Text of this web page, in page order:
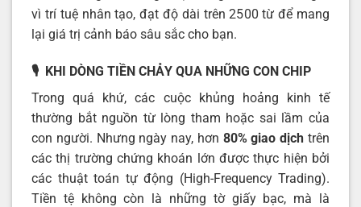
vì trí tuệ nhân tạo, đạt độ dài trên 2500 từ để mang
lại giá trị cảnh báo sâu sắc cho bạn.
🎙️ KHI DÒNG TIỀN CHẢY QUA NHỮNG CON CHIP
Trong quá khứ, các cuộc khủng hoảng kinh tế
thường bắt nguồn từ lòng tham hoặc sai lầm của
con người. Nhưng ngày nay, hơn 80% giao dịch trên
các thị trường chứng khoán lớn được thực hiện bởi
các thuật toán tự động (High-Frequency Trading).
Tiền tệ không còn là những tờ giấy bạc, mà là